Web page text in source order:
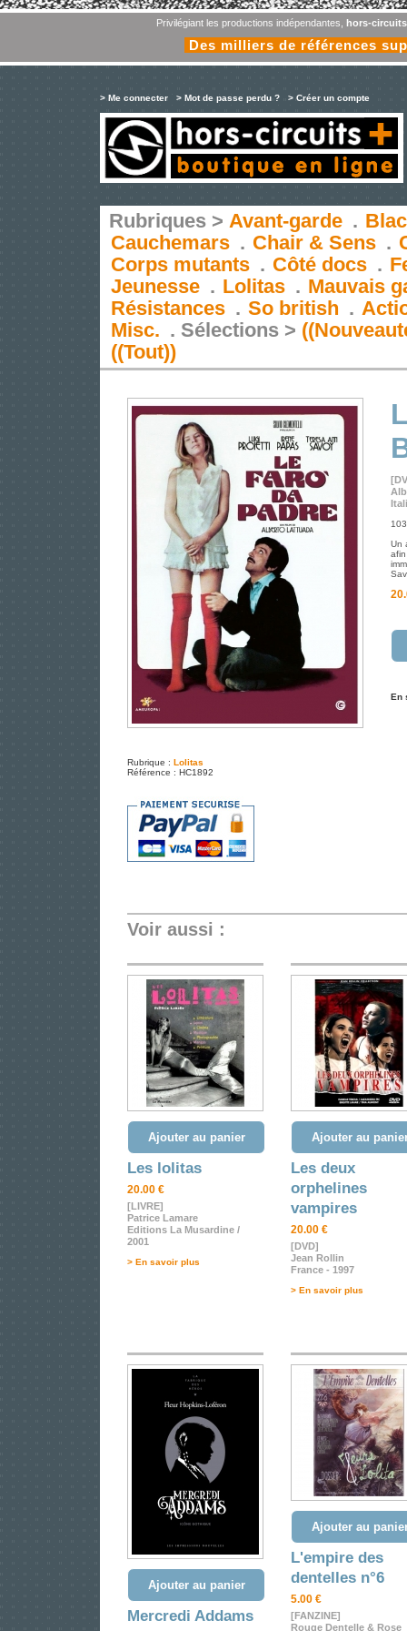
Privilégiant les productions indépendantes, hors-
Des milliers de références
> Me connecter > Mot de passe perdu ? > Créer un compte
Rubriques > Avant-garde .
Cauchemars . Chair & Sens .
Corps mutants . Côté docs .
Jeunesse . Lolitas . Mauvais
Résistances . So british .
Misc. . Sélections >
((Tout))
Rubrique : Lolitas
Référence : HC1892
Un
En
Voir aussi :
Ajouter au panier
Les lolitas
20.00 €
[LIVRE]
Patrice Lamare
Editions La Musardine /
2001
> En savoir plus
Ajouter au
Les deux
orphelines
vampires
20.00 €
[DVD]
Jean Rollin
France - 1997
> En savoir plus
Ajouter au panier
Mercredi Addams
Ajouter au
L'empire des
dentelles n°6
5.00 €
[FANZINE]
Rouge Dentelle & Rose